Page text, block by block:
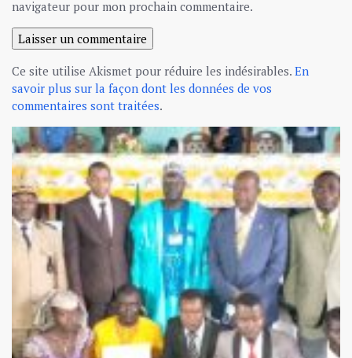
navigateur pour mon prochain commentaire.
Ce site utilise Akismet pour réduire les indésirables. En
savoir plus sur la façon dont les données de vos
commentaires sont traitées.